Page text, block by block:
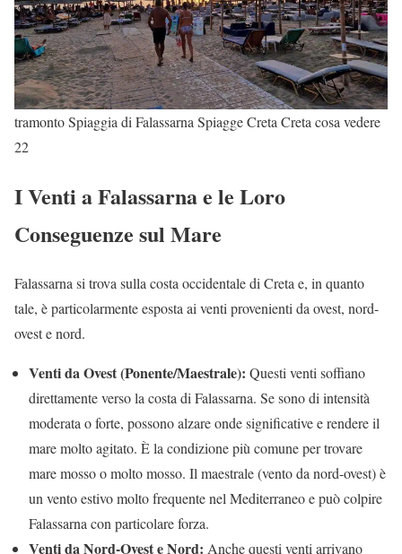
tramonto Spiaggia di Falassarna Spiagge Creta Creta cosa vedere
22
I Venti a Falassarna e le Loro
Conseguenze sul Mare
Falassarna si trova sulla costa occidentale di Creta e, in quanto
tale, è particolarmente esposta ai venti provenienti da ovest, nord-
ovest e nord.
Venti da Ovest (Ponente/Maestrale): Questi venti soffiano
direttamente verso la costa di Falassarna. Se sono di intensità
moderata o forte, possono alzare onde significative e rendere il
mare molto agitato. È la condizione più comune per trovare
mare mosso o molto mosso. Il maestrale (vento da nord-ovest) è
un vento estivo molto frequente nel Mediterraneo e può colpire
Falassarna con particolare forza.
Venti da Nord-Ovest e Nord: Anche questi venti arrivano